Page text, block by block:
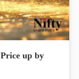
up by